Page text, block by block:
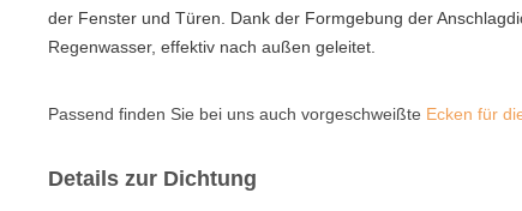
der Fenster und Türen. Dank der Formgebung der
Regenwasser, effektiv nach außen geleitet.
Passend finden Sie bei uns auch vorgeschweißte Ecken für
Details zur Dichtung